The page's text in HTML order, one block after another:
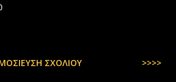
ΣΧΟΛΊΟΥ >>>>